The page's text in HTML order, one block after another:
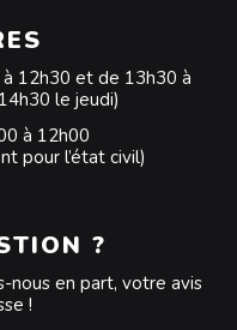
12h30 et de 13h30 à
le jeudi)
à 12h00
pour l’état civil)
?
nous en part, votre avis
!